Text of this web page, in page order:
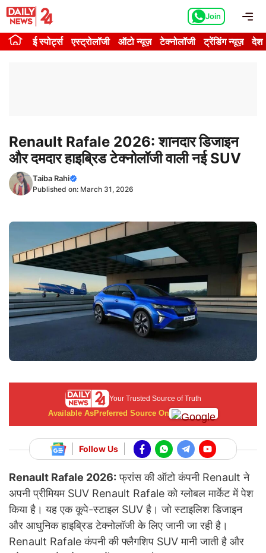
Skip
content
Join
ई स्पोर्ट्स एस्ट्रोलॉजी ऑटो न्यूज़ टेक्नोलॉजी ट्रेंडिंग न्यूज़ देश
Renault Rafale 2026: शानदार डिजाइन
और दमदार हाइब्रिड टेक्नोलॉजी वाली नई SUV
Taiba Rahi
Published on: March 31, 2026
Your Trusted Source of Truth
Available AsPreferred Source On
Follow Us
Renault Rafale 2026: फ्रांस की ऑटो कंपनी Renault ने
अपनी प्रीमियम SUV Renault Rafale को ग्लोबल मार्केट में पेश
किया है। यह एक कूपे-स्टाइल SUV है। जो स्टाइलिश डिजाइन
और आधुनिक हाइब्रिड टेक्नोलॉजी के लिए जानी जा रही है।
Renault Rafale कंपनी की फ्लैगशिप SUV मानी जाती है और